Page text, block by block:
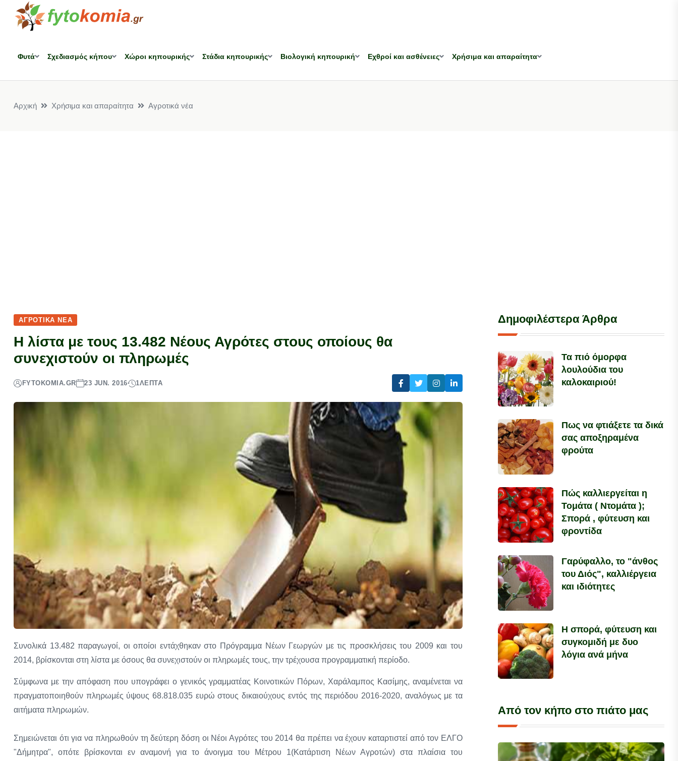
Φυτά Σχεδιασμός κήπου Χώροι κηπουρικής Στάδια κηπουρικής Βιολογική κηπουρική Εχθροί και ασθένειες Χρήσιμα και απαραίτητα
Αρχική Χρήσιμα και απαραίτητα Αγροτικά νέα
ΑΓΡΟΤΙΚΆ ΝΈΑ
Η λίστα με τους 13.482 Νέους Αγρότες στους οποίους θα
συνεχιστούν οι πληρωμές
FYTOKOMIA.GR 23 JUN. 2016 1ΛΕΠΤΆ
Συνολικά 13.482 παραγωγοί, οι οποίοι εντάχθηκαν στο Πρόγραμμα Νέων Γεωργών με τις προσκλήσεις του 2009 και του
2014, βρίσκονται στη λίστα με όσους θα συνεχιστούν οι πληρωμές τους, την τρέχουσα προγραμματική περίοδο.
Σύμφωνα με την απόφαση που υπογράφει ο γενικός γραμματέας Κοινοτικών Πόρων, Χαράλαμπος Κασίμης, αναμένεται να
πραγματοποιηθούν πληρωμές ύψους 68.818.035 ευρώ στους δικαιούχους εντός της περιόδου 2016-2020, αναλόγως με τα
αιτήματα πληρωμών.
Σημειώνεται ότι για να πληρωθούν τη δεύτερη δόση οι Νέοι Αγρότες του 2014 θα πρέπει να έχουν καταρτιστεί από τον ΕΛΓΟ
"Δήμητρα", οπότε βρίσκονται εν αναμονή για το άνοιγμα του Μέτρου 1(Κατάρτιση Νέων Αγροτών) στα πλαίσια του
Δημοφιλέστερα Άρθρα
Τα πιό όμορφα
λουλούδια του
καλοκαιριού!
Πως να φτιάξετε τα δικά
σας αποξηραμένα
φρούτα
Πώς καλλιεργείται η
Τομάτα ( Ντομάτα );
Σπορά , φύτευση και
φροντίδα
Γαρύφαλλο, το "άνθος
του Διός", καλλιέργεια
και ιδιότητες
Η σπορά, φύτευση και
συγκομιδή με δυο
λόγια ανά μήνα
Από τον κήπο στο πιάτο μας